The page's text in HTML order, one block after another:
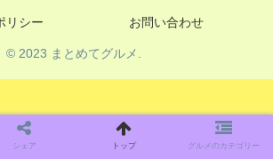
リシー お問い合わせ
© 2023 まとめてグルメ.
シェア トップ グルメのカテゴリー